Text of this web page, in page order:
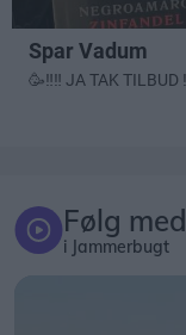
Følg med
i Jammerbugt